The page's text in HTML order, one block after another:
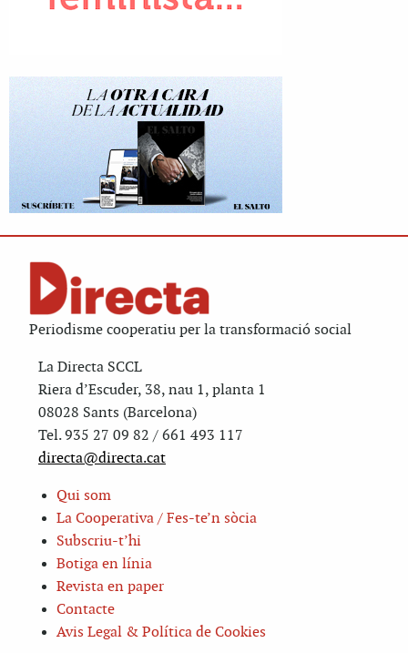
Periodisme cooperatiu per la transformació social
La Directa SCCL
Riera d’Escuder, 38, nau 1, planta 1
08028 Sants (Barcelona)
Tel. 935 27 09 82 / 661 493 117
directa@directa.cat
Qui som
La Cooperativa / Fes-te’n sòcia
Subscriu-t’hi
Botiga en línia
Revista en paper
Contacte
Avis Legal & Política de Cookies